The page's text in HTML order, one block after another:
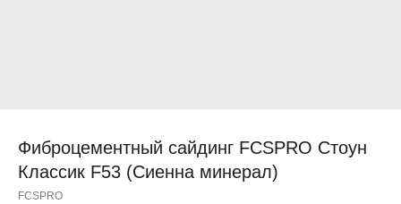
Фиброцементный сайдинг FCSPRO Стоун
Классик F53 (Сиенна минерал)
FCSPRO